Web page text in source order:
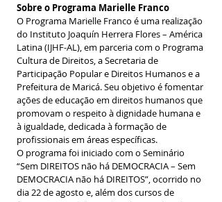
Sobre o Programa Marielle Franco
O Programa Marielle Franco é uma realização
do Instituto Joaquín Herrera Flores – América
Latina (IJHF-AL), em parceria com o Programa
Cultura de Direitos, a Secretaria de
Participação Popular e Direitos Humanos e a
Prefeitura de Maricá. Seu objetivo é fomentar
ações de educação em direitos humanos que
promovam o respeito à dignidade humana e
à igualdade, dedicada à formação de
profissionais em áreas específicas.
O programa foi iniciado com o Seminário
“Sem DIREITOS não há DEMOCRACIA – Sem
DEMOCRACIA não há DIREITOS”, ocorrido no
dia 22 de agosto e, além dos cursos de